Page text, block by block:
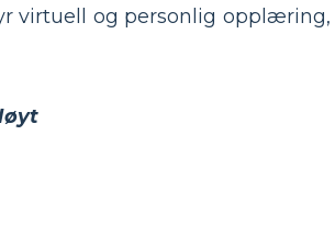
virtuell og personlig opplæring,